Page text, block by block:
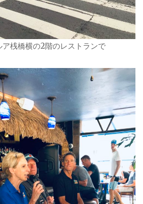
桟橋横の2階のレストランで